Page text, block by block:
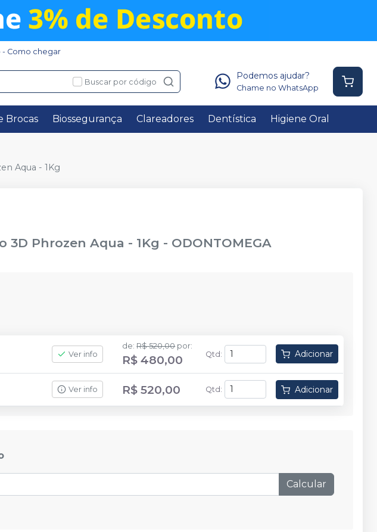
- Como chegar
Buscar por código
Podemos ajudar?
Chame no WhatsApp
Brocas Biossegurança Clareadores Dentística Higiene Oral
Aqua - 1Kg
3D Phrozen Aqua - 1Kg - ODONTOMEGA
Ver info
de: R$ 520,00 por:
R$ 480,00 Qtd : Adicionar
Ver info R$ 520,00 Qtd : Adicionar
Calcular